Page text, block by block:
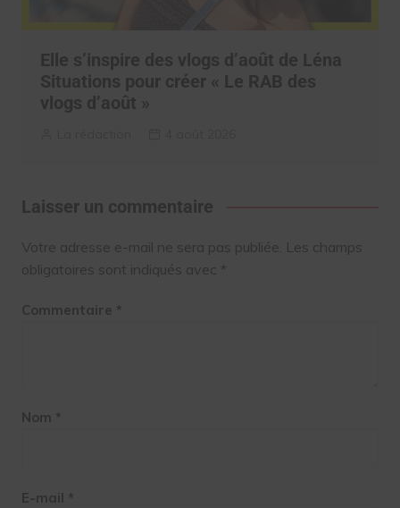
Elle s’inspire des vlogs d’août de Léna
Situations pour créer « Le RAB des
vlogs d’août »
Laisser un commentaire
Votre adresse e-mail ne sera pas publiée. Les champs
obligatoires sont indiqués avec *
Commentaire *
Nom *
E-mail *